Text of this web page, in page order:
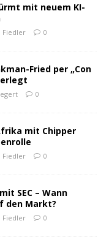
mit neuem KI-
Fiedler 0
Fried per „Con
0
mit Chipper
Fiedler 0
SEC – Wann
den Markt?
Fiedler 0